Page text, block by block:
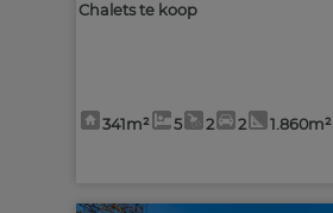
Chalets te koop
341m² 5 2 2 1.860m²